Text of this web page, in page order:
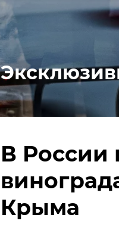
В России
Крыма